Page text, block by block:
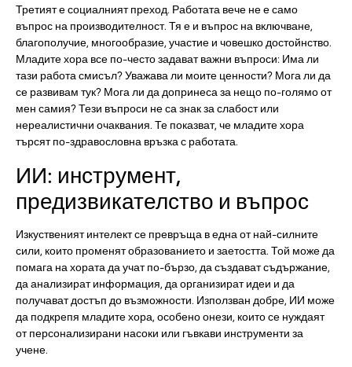
Третият е социалният преход. Работата вече не е само
въпрос на производителност. Тя е и въпрос на включване,
благополучие, многообразие, участие и човешко достойнство.
Младите хора все по-често задават важни въпроси: Има ли
тази работа смисъл? Уважава ли моите ценности? Мога ли да
се развивам тук? Мога ли да допринеса за нещо по-голямо от
мен самия? Тези въпроси не са знак за слабост или
нереалистични очаквания. Те показват, че младите хора
търсят по-здравословна връзка с работата.
ИИ: инструмент,
предизвикателство и въпрос
Изкуственият интелект се превръща в една от най-силните
сили, които променят образованието и заетостта. Той може да
помага на хората да учат по-бързо, да създават съдържание,
да анализират информация, да организират идеи и да
получават достъп до възможности. Използван добре, ИИ може
да подкрепя младите хора, особено онези, които се нуждаят
от персонализирани насоки или гъвкави инструменти за
учене.